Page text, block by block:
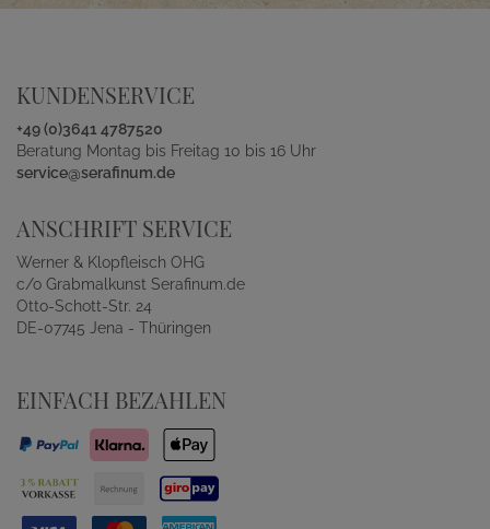
KUNDENSERVICE
+49 (0)3641 4787520
Beratung Montag bis Freitag 10 bis 16 Uhr
service@serafinum.de
ANSCHRIFT SERVICE
Werner & Klopfleisch OHG
c/o Grabmalkunst Serafinum.de
Otto-Schott-Str. 24
DE-07745 Jena - Thüringen
EINFACH BEZAHLEN